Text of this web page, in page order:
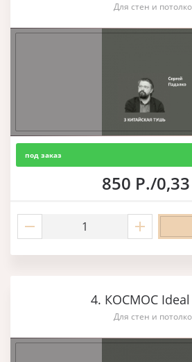
Для стен и
под заказ
850 Р./
4. КОСМОС Ideal
Для стен и